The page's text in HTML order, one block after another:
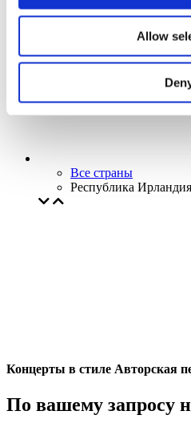
Allow
Применить
Все страны
Республика Ирландия
Концерты в стиле Авторская
По вашему запросу